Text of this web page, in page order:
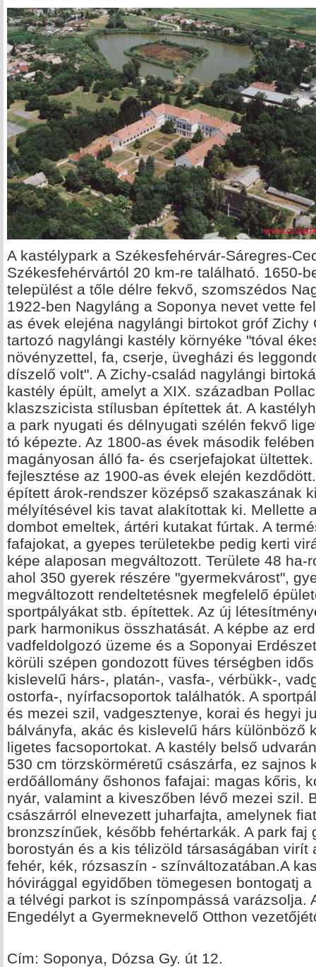
A kastélypark a Székesfehérvár-Sáregres-
Székesfehérvártól 20 km-re található. 1650-
települést a tőle délre fekvő, szomszédos
1922-ben Nagyláng a Soponya nevet vette
as évek elejéna nagylángi birtokot gróf
tartozó nagylángi kastély környéke "tóval
növényzettel, fa, cserje, üvegházi és
díszelő volt". A Zichy-család nagylángi
kastély épült, amelyt a XIX. században
klaszszicista stílusban építettek át. A
a park nyugati és délnyugati szélén fekvő
tó képezte. Az 1800-as évek második
magányosan álló fa- és cserjefajokat
fejlesztése az 1900-as évek elején
épített árok-rendszer középső szakaszának
mélyítésével kis tavat alakítottak ki. Mellette
dombot emeltek, ártéri kutakat fúrtak. A
fafajokat, a gyepes területekbe pedig kerti
képe alaposan megváltozott. Területe 48
ahol 350 gyerek részére "gyermekvárost",
megváltozott rendeltetésnek megfelelő
sportpályákat stb. építettek. Az új
park harmonikus összhatását. A képbe az
vadfeldolgozó üzeme és a Soponyai
körüli szépen gondozott füves térségben
kislevelű hárs-, platán-, vasfa-, vérbükk-,
ostorfa-, nyírfacsoportok találhatók. A
és mezei szil, vadgesztenye, korai és hegyi
bálványfa, akác és kislevelű hárs különböző
ligetes facsoportokat. A kastély belső
530 cm törzskörméretű császárfa, ez sajnos
erdőállomány őshonos fafajai: magas kőris,
nyár, valamint a kiveszőben lévő mezei szil.
császárról elnevezett juharfajta, amelynek
bronzszínűek, később fehértarkák. A park faj
borostyán és a kis télizöld társaságában virít
fehér, kék, rózsaszín - színváltozatában.A
hóvirággal egyidőben tömegesen bontogatj
a télvégi parkot is színpompássá varázsolja.
Engedélyt a Gyermeknevelő Otthon
Cím: Soponya, Dózsa Gy. út 12.